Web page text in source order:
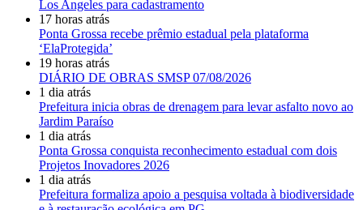
Los Angeles para cadastramento
17 horas atrás
Ponta Grossa recebe prêmio estadual pela plataforma
‘ElaProtegida’
19 horas atrás
DIÁRIO DE OBRAS SMSP 07/08/2026
1 dia atrás
Prefeitura inicia obras de drenagem para levar asfalto novo ao
Jardim Paraíso
1 dia atrás
Ponta Grossa conquista reconhecimento estadual com dois
Projetos Inovadores 2026
1 dia atrás
Prefeitura formaliza apoio a pesquisa voltada à biodiversidade